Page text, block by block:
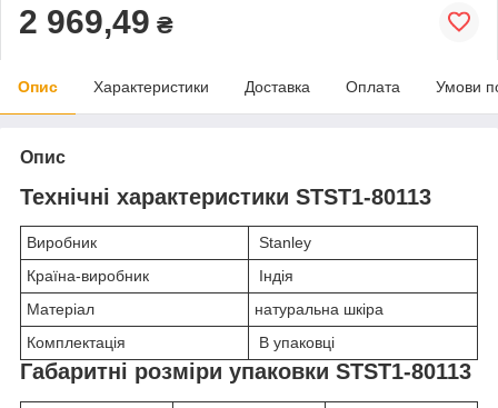
2 969,49 ₴
Опис Характеристики Доставка Оплата Умови
Опис
Технічні характеристики STST1-80113
Виробник
Stanley
Країна-виробник
Індія
Матеріал
натуральна шкіра
Комплектація
В упаковці
Габаритні розміри упаковки STST1-80113